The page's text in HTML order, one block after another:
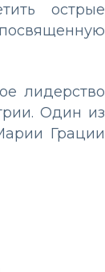
острые
лидерство
Один из
Грации